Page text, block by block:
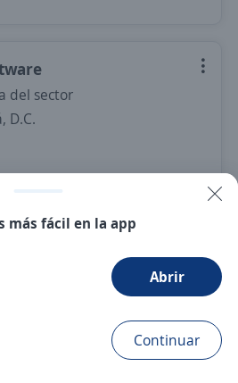
del sector
D.C.
comercial
más fácil en la app
Abrir
Continuar